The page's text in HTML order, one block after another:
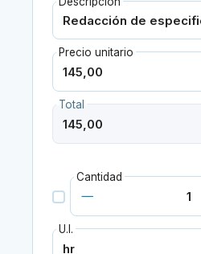
Precio unitario
Total
Cantidad
U.I.